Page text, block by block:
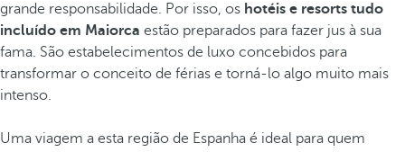
grande responsabilidade. Por isso, os hotéis e resorts tudo
incluído em Maiorca estão preparados para fazer jus à sua
fama. São estabelecimentos de luxo concebidos para
transformar o conceito de férias e torná-lo algo muito mais
intenso.
Uma viagem a esta região de Espanha é ideal para quem